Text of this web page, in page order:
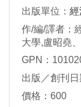
出版單位： 經
作/編/譯者：
大學,盧昭堯
GPN：
出版／創刊
價格：600